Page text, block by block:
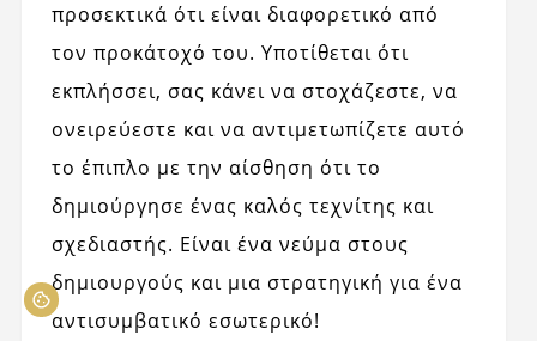
προσεκτικά ότι είναι διαφορετικό από
τον προκάτοχό του. Υποτίθεται ότι
εκπλήσσει, σας κάνει να στοχάζεστε, να
ονειρεύεστε και να αντιμετωπίζετε αυτό
το έπιπλο με την αίσθηση ότι το
δημιούργησε ένας καλός τεχνίτης και
σχεδιαστής. Είναι ένα νεύμα στους
δημιουργούς και μια στρατηγική για ένα
αντισυμβατικό εσωτερικό!